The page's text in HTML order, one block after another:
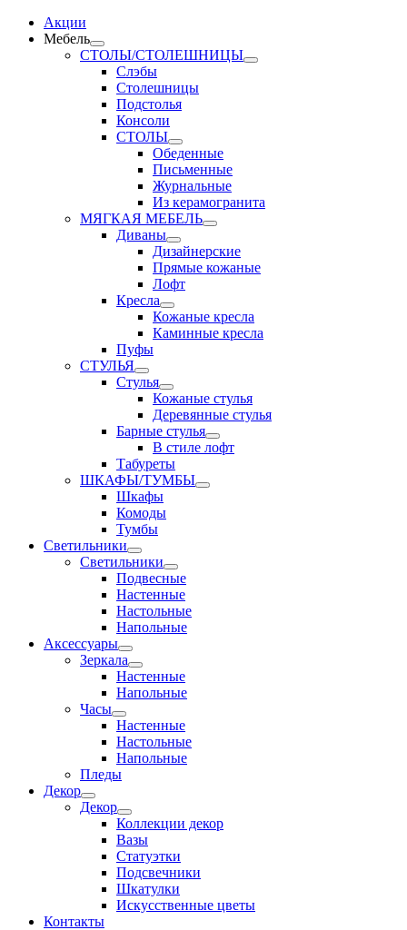
Акции
Мебель
СТОЛЫ/СТОЛЕШНИЦЫ
Слэбы
Столешницы
Подстолья
Консоли
СТОЛЫ
Обеденные
Письменные
Журнальные
Из керамогранита
МЯГКАЯ МЕБЕЛЬ
Диваны
Дизайнерские
Прямые кожаные
Лофт
Кресла
Кожаные кресла
Каминные кресла
Пуфы
СТУЛЬЯ
Стулья
Кожаные стулья
Деревянные стулья
Барные стулья
В стиле лофт
Табуреты
ШКАФЫ/ТУМБЫ
Шкафы
Комоды
Тумбы
Светильники
Светильники
Подвесные
Настенные
Настольные
Напольные
Аксессуары
Зеркала
Настенные
Напольные
Часы
Настенные
Настольные
Напольные
Пледы
Декор
Декор
Коллекции декор
Вазы
Статуэтки
Подсвечники
Шкатулки
Искусственные цветы
Контакты